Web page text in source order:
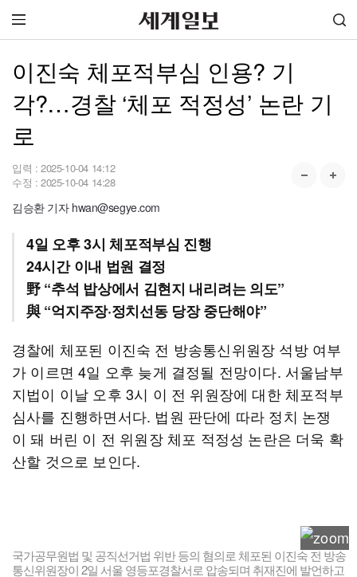
이진숙 체포적부심 인용? 기
각?…경찰 ‘체포 적정성’ 논란 기
로
입력 : 2025-10-04 14:12
수정 : 2025-10-04 14:28
김승환 기자 hwan@segye.com
4일 오후 3시 체포적부심 진행
24시간 이내 법원 결정
野 “추석 밥상에서 김현지 내리려는 의도”
與 “억지주장·정치선동 당장 중단해야”
경찰에 체포된 이진숙 전 방송통신위원장 석방 여부
가 이르면 4일 오후 늦게 결정될 전망이다. 서울남부
지법이 이날 오후 3시 이 전 위원장에 대한 체포적부
심사를 진행하면서다. 법원 판단에 따라 정치 논쟁
이 돼 버린 이 전 위원장 체포 적정성 논란은 더욱 확
산할 것으로 보인다.
국가공무원법 및 공직선거법 위반 등의 혐의로 체포된 이진숙 전 방송
통신위원장이 2일 서울 영등포경찰서로 압송되며 취재진에 발언하고